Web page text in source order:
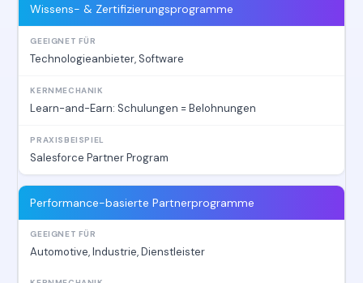
Wissens- & Zertifizierungsprogramme
Technologieanbieter, Software
Learn-and-Earn: Schulungen = Belohnungen
Salesforce Partner Program
Performance-basierte Partnerprogramme
Automotive, Industrie, Dienstleister